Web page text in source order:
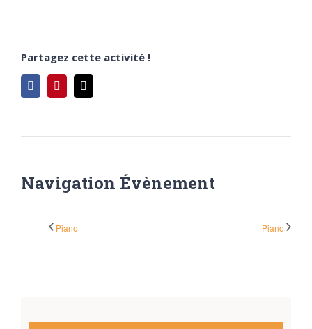
Partagez cette activité !
FacebookPinterest
Navigation Évènement
Piano Piano